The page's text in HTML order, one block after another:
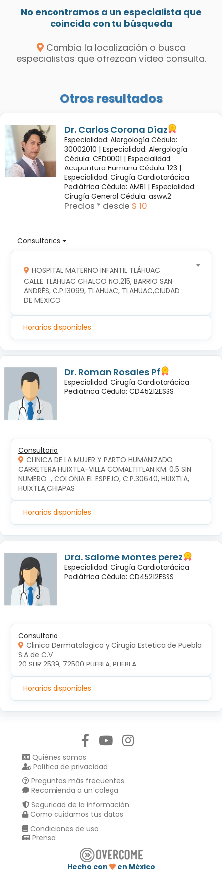
No encontramos a un especialista que
coincida con tu búsqueda
Cambia la localización o busca
especialistas que ofrezcan vídeo consulta.
Otros resultados
Dr. Carlos Corona Díaz
Especialidad: Alergología Cédula:
30002010 | Especialidad: Alergología
Cédula: CED0001 | Especialidad:
Acupuntura Humana Cédula: 123 |
Especialidad: Cirugía Cardiotorácica
Pediátrica Cédula: AMB1 | Especialidad:
Cirugía General Cédula: asww2
Precios * desde $ 10
Consultorios
HOSPITAL MATERNO INFANTIL TLÁHUAC
CALLE TLÁHUAC CHALCO NO.215, BARRIO SAN
ANDRÉS, C.P.13099, TLAHUAC, TLAHUAC,CIUDAD
DE MEXICO
Horarios disponibles
Dr. Roman Rosales Pf
Especialidad: Cirugía Cardiotorácica
Pediátrica Cédula: CD45212ESSS
Consultorio
CLINICA DE LA MUJER Y PARTO HUMANIZADO
CARRETERA HUIXTLA-VILLA COMALTITLAN KM. 0.5 SIN
NUMERO  , COLONIA EL ESPEJO, C.P.30640, HUIXTLA,
HUIXTLA,CHIAPAS
Horarios disponibles
Dra. Salome Montes perez
Especialidad: Cirugía Cardiotorácica
Pediátrica Cédula: CD45212ESSS
Consultorio
Clinica Dermatologica y Cirugia Estetica de Puebla
S.A de C.V
20 SUR 2539, 72500 PUEBLA, PUEBLA
Horarios disponibles
Quiénes somos
Política de privacidad
Preguntas más frecuentes
Recomienda a un colega
Seguridad de la información
Como cuidamos tus datos
Condiciones de uso
Prensa
Hecho con
en México